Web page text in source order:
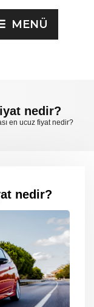
MENÜ
nedir?
en ucuz fiyat nedir?
nedir?